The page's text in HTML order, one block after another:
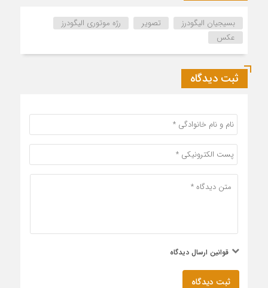
بسیجیان الیگودرز تصویر
رژه موتوری الیگودرز
عکس
ثبت دیدگاه
قوانین ارسال دیدگاه
ثبت دیدگاه